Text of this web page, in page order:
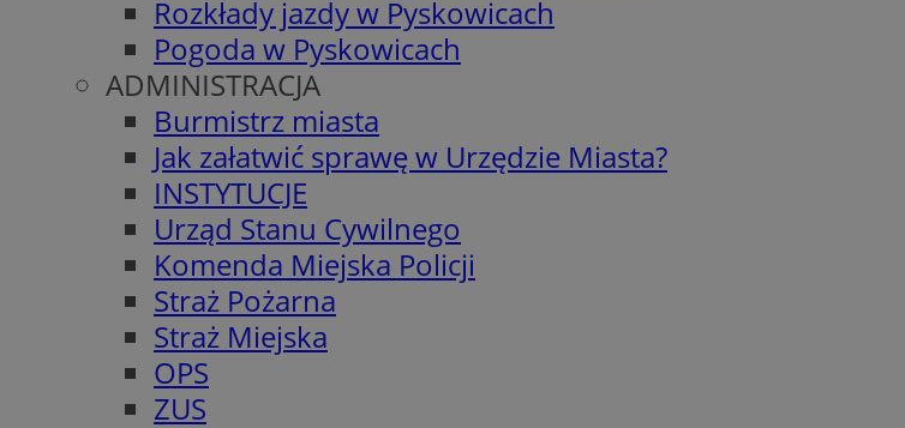
Rozkłady jazdy w Pyskowicach
Pogoda w Pyskowicach
ADMINISTRACJA
Burmistrz miasta
Jak załatwić sprawę w Urzędzie Miasta?
INSTYTUCJE
Urząd Stanu Cywilnego
Komenda Miejska Policji
Straż Pożarna
Straż Miejska
OPS
ZUS